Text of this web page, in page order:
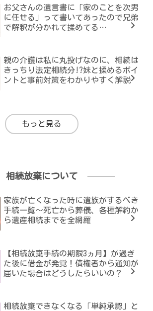
お父さんの遺言書に「家のことを次男
に任せる」って書いてあったので兄弟
で解釈が分かれて揉めてる…
親の介護は私に丸投げなのに、相続は
きっちり法定相続分!?妹と揉めるポイ
ントと事前対策をわかりやすく解説
もっと見る
相続放棄について
家族が亡くなった時に遺族がするべき
手続一覧～死亡から葬儀、各種解約か
ら遺産相続までを全網羅
【相続放棄手続の期限3ヵ月】が過ぎ
た後に借金が発覚！債権者から通知が
届いた場合はどうしたらいいの？
相続放棄できなくなる「単純承認」と